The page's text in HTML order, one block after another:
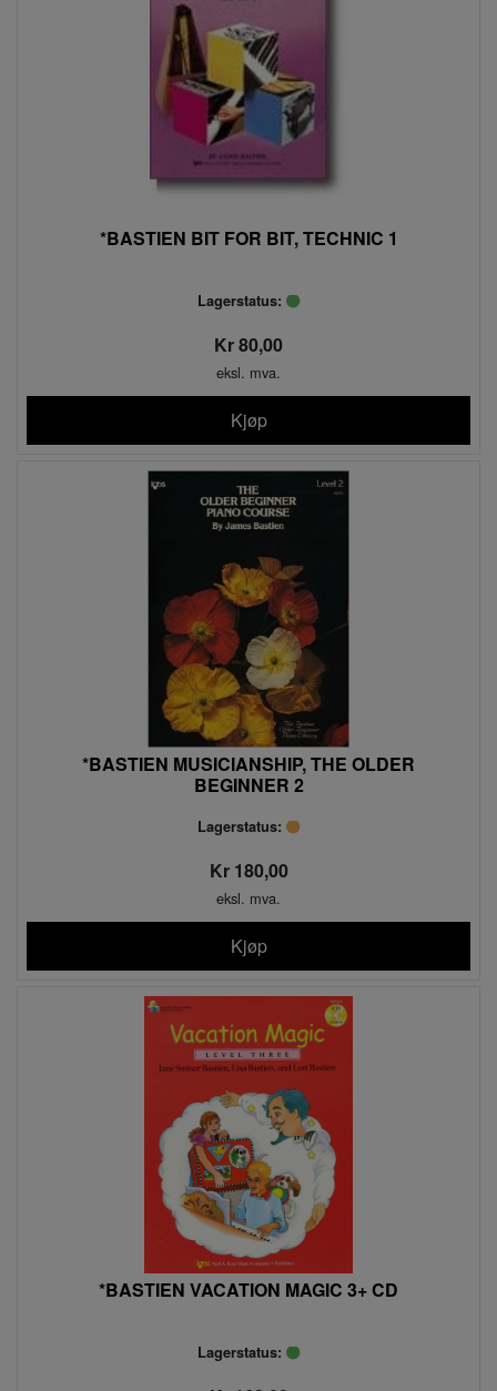
*BASTIEN BIT FOR BIT, TECHNIC 1
Lagerstatus:
Kr 80,00
eksl. mva.
Kjøp
*BASTIEN MUSICIANSHIP, THE OLDER
BEGINNER 2
Lagerstatus:
Kr 180,00
eksl. mva.
Kjøp
*BASTIEN VACATION MAGIC 3+ CD
Lagerstatus: